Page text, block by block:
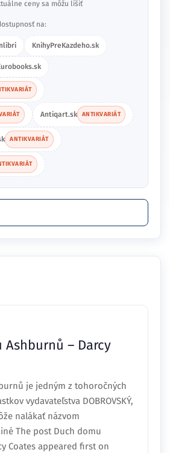
ceny sa môžu líšiť
na:
KnihyPreKazdeho.sk
Antiqart.sk ANTIKVARIÁT
ANTIKVARIÁT
Ashburnů – Darcy
je jedným z tohoročných
vydavateľstva DOBROVSKÝ,
nalákať názvom
The post Duch domu
Coates appeared first on